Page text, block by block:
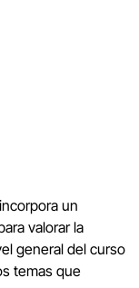
un
valorar la
general del curso
temas que